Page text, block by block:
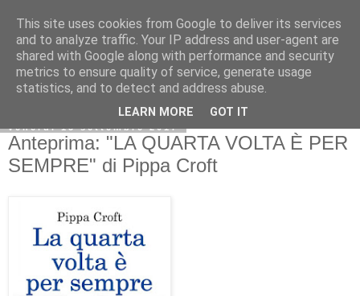
venerdì 15 settembre 2017
Anteprima: "LA QUARTA VOLTA È PER
SEMPRE" di Pippa Croft
This site uses cookies from Google to deliver its services
and to analyze traffic. Your IP address and user-agent are
shared with Google along with performance and security
metrics to ensure quality of service, generate usage
statistics, and to detect and address abuse.
LEARN MORE GOT IT